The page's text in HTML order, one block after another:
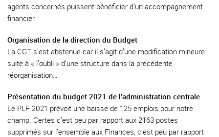
agents concernés puissent bénéficier d’un accompagnement
financier.
Organisation de la direction du Budget
La CGT s’est abstenue car il s’agit d’une modification mineure
suite à « l’oubli » d’une structure dans la précédente
réorganisation…
Présentation du budget 2021 de l’administration centrale
Le PLF 2021 prévoit une baisse de 125 emplois pour notre
champ. Certes c’est peu par rapport aux 2163 postes
supprimés sur l’ensemble aux Finances, c’est peu par rapport